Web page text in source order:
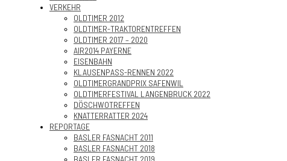
VERKEHR
OLDTIMER 2012
OLDTIMER-TRAKTORENTREFFEN
OLDTIMER 2017 – 2020
AIR2014 PAYERNE
EISENBAHN
KLAUSENPASS-RENNEN 2022
OLDTIMERGRANDPRIX SAFENWIL
OLDTIMERFESTIVAL LANGENBRUCK 2022
DÖSCHWOTREFFEN
KNATTERRATTER 2024
REPORTAGE
BASLER FASNACHT 2011
BASLER FASNACHT 2018
BASLER FASNACHT 2019